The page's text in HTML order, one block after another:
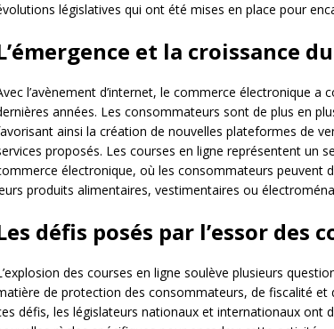
législatives qui ont été mises en place pour
et la croissance
l’avènement d’internet, le commerce électronique a
années. Les consommateurs sont de plus en
ainsi la création de nouvelles plateformes de
proposés. Les courses en ligne représentent un
électronique, où les consommateurs peuvent
produits alimentaires, vestimentaires ou
défis posés par l’essor des
des courses en ligne soulève plusieurs
de protection des consommateurs, de fiscalité et
défis, les législateurs nationaux et internationaux ont